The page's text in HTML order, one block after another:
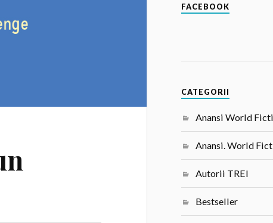
FACEBOOK
CATEGORII
Anansi World
Anansi. World
Autorii TREI
Bestseller